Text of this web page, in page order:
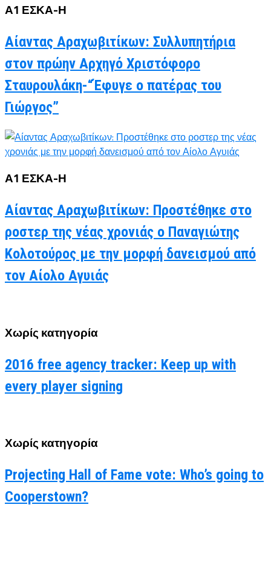
Α1 ΕΣΚΑ-Η
Αίαντας Αραχωβιτίκων: Συλλυπητήρια
στον πρώην Αρχηγό Χριστόφορο
Σταυρουλάκη-“Έφυγε ο πατέρας του
Γιώργος”
Α1 ΕΣΚΑ-Η
Αίαντας Αραχωβιτίκων: Προστέθηκε στο
ροστερ της νέας χρονιάς ο Παναγιώτης
Κολοτούρος με την μορφή δανεισμού από
τον Αίολο Αγυιάς
Χωρίς κατηγορία
2016 free agency tracker: Keep up with
every player signing
Χωρίς κατηγορία
Projecting Hall of Fame vote: Who’s going to
Cooperstown?